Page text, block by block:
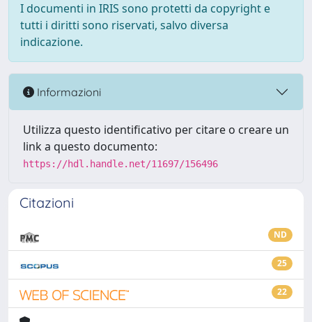
I documenti in IRIS sono protetti da copyright e
tutti i diritti sono riservati, salvo diversa
indicazione.
Informazioni
Utilizza questo identificativo per citare o creare un
link a questo documento:
https://hdl.handle.net/11697/156496
Citazioni
ND
25
22